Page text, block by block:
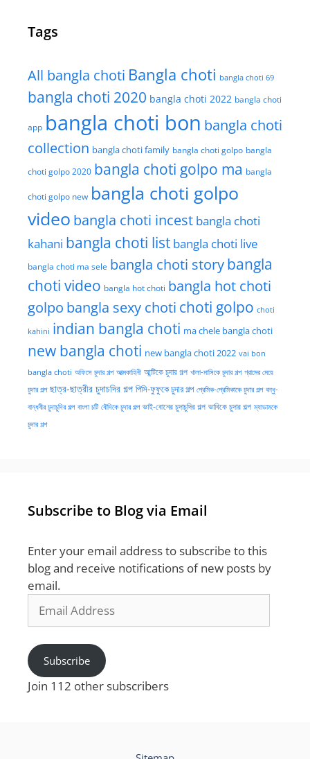
Tags
All bangla choti Bangla choti bangla choti 69
bangla choti 2020 bangla choti 2022 bangla choti
app bangla choti bon bangla choti
collection bangla choti family bangla choti golpo bangla
choti golpo 2020 bangla choti golpo ma bangla
choti golpo new bangla choti golpo
video bangla choti incest bangla choti
kahani bangla choti list bangla choti live
bangla choti ma sele bangla choti storybangla
choti video bangla hot choti bangla hot choti
golpo bangla sexy choti choti golpo choti
kahini indian bangla choti ma chele bangla choti
new bangla choti new bangla choti 2022 vai bon
bangla choti অফিসে চুদার গল্প আত্মকাহিনী আন্টিকে চুদার গল্প খালা-মাসিকে চুদার গল্প গ্রামের মেয়ে
চুদার গল্প ছাত্র-ছাত্রীর চুদাচদির গল্প পিসি-ফুফুকে চুদার গল্প প্রেমিক-প্রেমিকাকে চুদার গল্প বন্ধু-
বান্ধবীর চুদাচুদির গল্প বাংলা চটি বৌদিকে চুদার গল্প ভাই-বোনের চুদাচুদির গল্প ভাবিকে চুদার গল্প ম্যাডামকে
চুদার গল্প
Subscribe to Blog via Email
Enter your email address to subscribe to this
blog and receive notifications of new posts by
email.
Address
Subscribe
Join 112 other subscribers